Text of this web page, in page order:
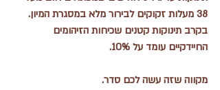
38 מעלות זקוקים לבירור מלא במסגרת המיון.
בקרב תינוקות קטנים שכיחות הזיהומים
החיידקיים עומד על 10%.
מקווה שזה עשה לכם סדר.